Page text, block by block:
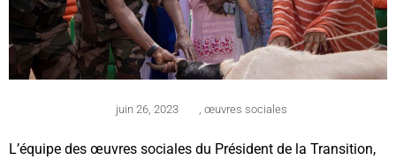
juin 26, 2023 œuvres sociales
L’équipe des œuvres sociales du Président de la Transition,